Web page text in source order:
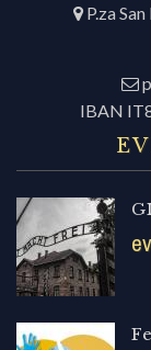
P.za
IBAN